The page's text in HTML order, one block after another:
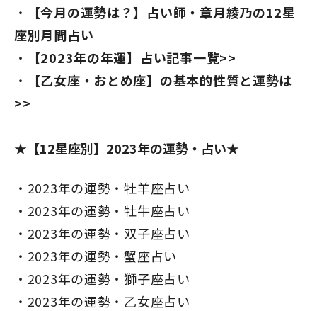
【今月の運勢は？】占い師・章月綾乃の12星
座別月間占い
【2023年の年運】占い記事一覧>>
【乙女座・おとめ座】の基本的性質と運勢は
>>
★【12星座別】2023年の運勢・占い★
2023年の運勢・牡羊座占い
2023年の運勢・牡牛座占い
2023年の運勢・双子座占い
2023年の運勢・蟹座占い
2023年の運勢・獅子座占い
2023年の運勢・乙女座占い